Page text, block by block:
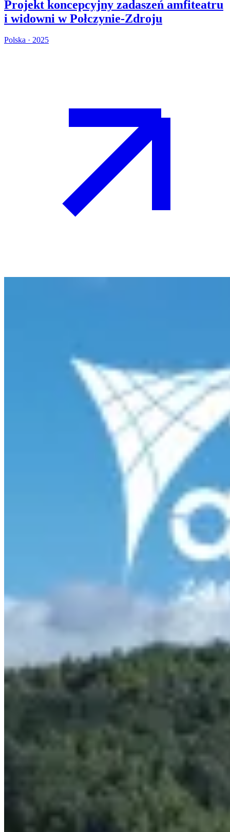
Projekt koncepcyjny zadaszeń amfiteatru
i widowni w Połczynie-Zdroju
Polska · 2025